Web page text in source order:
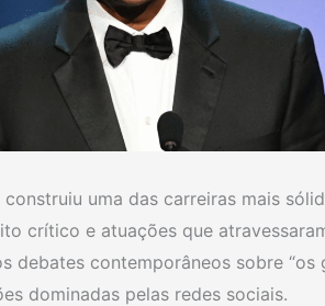
construiu uma das carreiras mais
crítico e atuações que
debates contemporâneos sobre “os
dominadas pelas redes sociais.